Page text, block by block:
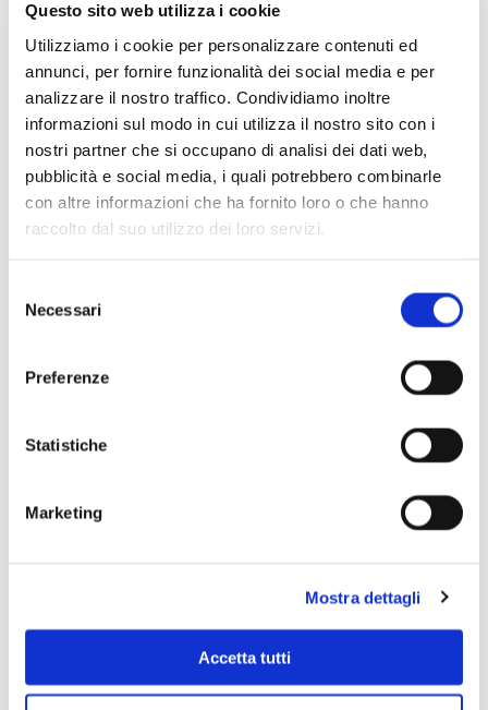
Questo sito web utilizza i cookie
Utilizziamo i cookie per personalizzare contenuti ed
annunci, per fornire funzionalità dei social media e per
analizzare il nostro traffico. Condividiamo inoltre
informazioni sul modo in cui utilizza il nostro sito con i
nostri partner che si occupano di analisi dei dati web,
pubblicità e social media, i quali potrebbero combinarle
con altre informazioni che ha fornito loro o che hanno
raccolto dal suo utilizzo dei loro servizi.
delNecessari
Preferenze
Statistiche
Marketing
Mostra dettagli
Accetta tutti